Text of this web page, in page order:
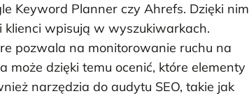
Keyword Planner czy Ahrefs. Dzięki nim
wpisują w wyszukiwarkach.
pozwala na monitorowanie ruchu na
dzięki temu ocenić, które elementy
narzędzia do audytu SEO, takie jak